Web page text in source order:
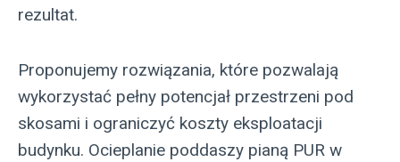
rezultat.
Proponujemy rozwiązania, które pozwalają
wykorzystać pełny potencjał przestrzeni pod
skosami i ograniczyć koszty eksploatacji
budynku. Ocieplanie poddaszy pianą PUR w